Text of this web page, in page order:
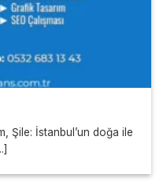
Şile: İstanbul’un doğa ile